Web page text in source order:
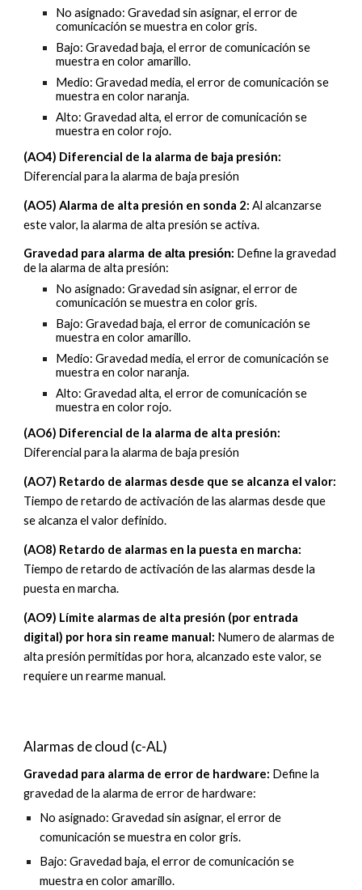
No asignado: Gravedad sin asignar, el error de
comunicación se muestra en color gris.
Bajo: Gravedad baja, el error de comunicación se
muestra en color amarillo.
Medio: Gravedad media, el error de comunicación se
muestra en color naranja.
Alto: Gravedad alta, el error de comunicación se
muestra en color rojo.
(AO4) Diferencial de la alarma de baja presión:
Diferencial para la alarma de baja presión
(AO5) Alarma de alta presión en sonda 2: Al alcanzarse
este valor, la alarma dealtapresión se activa.
Gravedad para alarma dealta presión: Define la gravedad
de la alarma dealtapresión:
No asignado: Gravedad sin asignar, el error de
comunicación se muestra en color gris.
Bajo: Gravedad baja, el error de comunicación se
muestra en color amarillo.
Medio: Gravedad media, el error de comunicación se
muestra en color naranja.
Alto: Gravedad alta, el error de comunicación se
muestra en color rojo.
(AO6) Diferencial de la alarma de alta presión:
Diferencial para la alarma de baja presión
(AO7) Retardo de alarmas desde que se alcanza el valor:
Tiempo de retardo de activación de las alarmas desde que
se alcanza el valor definido.
(AO8) Retardo de alarmas en la puesta en marcha:
Tiempo de retardo de activación de las alarmas desdela
puesta en marcha.
(AO9) Límite alarmas de alta presión (por entrada
digital) por hora sin reame manual: Numero de alarmas de
alta presión permitidas por hora, alcanzado este valor, se
requiere un rearme manual.
Alarmas de cloud (c-AL)
Gravedad para alarma de error de hardware: Define la
gravedad de la alarma deerror de hardware:
No asignado: Gravedad sin asignar, el error de
comunicación se muestra en color gris.
Bajo: Gravedad baja, el error de comunicación se
muestra en color amarillo.